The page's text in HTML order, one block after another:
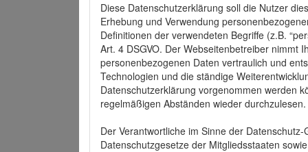
Diese Datenschutzerklärung soll die Nutzer
Erhebung und Verwendung
Definitionen der verwendeten Begriffe (z.B.
Art. 4 DSGVO. Der Webseitenbetreiber nimmt
personenbezogenen Daten vertraulich und
Technologien und die ständige
Datenschutzerklärung vorgenommen werden
regelmäßigen Abständen wieder durchzulesen.
Der Verantwortliche im Sinne der
Datenschutzgesetze der Mitgliedsstaaten